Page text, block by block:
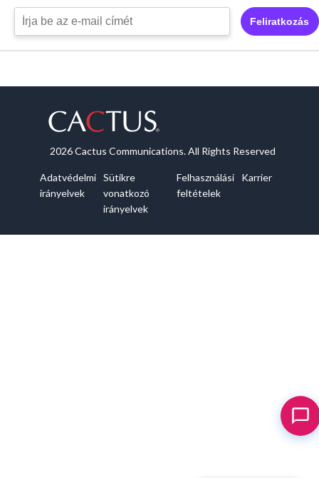
Feliratkozás
2026 Cactus Communications. All Rights Reserved
Adatvédelmi
irányelvek
Sütikre
vonatkozó
irányelvek
Felhasználási
feltételek
Karrier